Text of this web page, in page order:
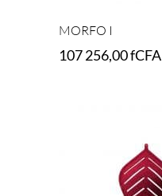
MORFO I
107 256,00fCFA